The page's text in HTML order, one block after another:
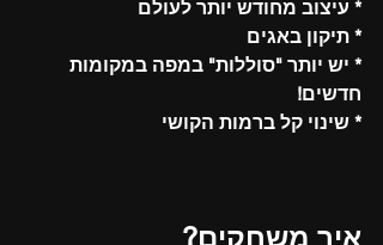
* עיצוב מחודש יותר לעולם
* תיקון באגים
* יש יותר "סוללות" במפה במקומות
חדשים!
* שינוי קל ברמות הקושי
איך משחקים?